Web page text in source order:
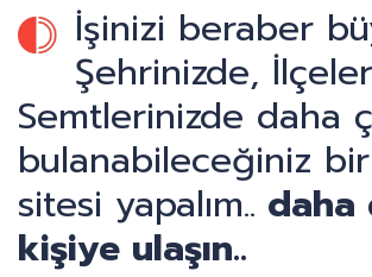
İşinizi beraber
Şehrinizde,
Semtlerinizde daha
bulanabileceğiniz
sitesi yapalım.. daha
kişiye ulaşın..